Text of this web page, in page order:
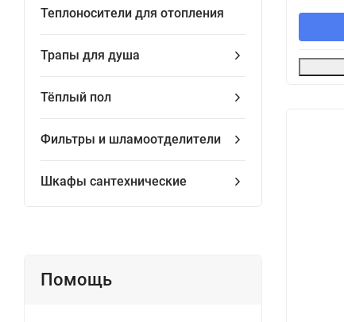
Теплоносители для отопления
Трапы для душа
Тёплый пол
Фильтры и шламоотделители
Шкафы сантехнические
Помощь